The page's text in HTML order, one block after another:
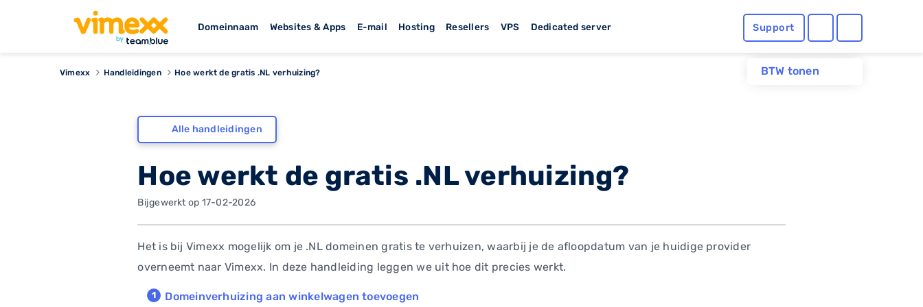
Domeinnaam Websites & Apps E-mail Hosting Resellers VPS Dedicated server Support
BTW tonen
Vimexx Handleidingen Hoe werkt de gratis .NL verhuizing?
Alle handleidingen
Hoe werkt de gratis .NL verhuizing?
Bijgewerkt op 17-02-2026
Het is bij Vimexx mogelijk om je .NL domeinen gratis te verhuizen, waarbij je de afloopdatum van je huidige provider
overneemt naar Vimexx. In deze handleiding leggen we uit hoe dit precies werkt.
Domeinverhuizing aan winkelwagen toevoegen